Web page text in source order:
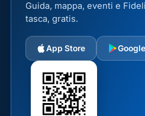
Guida, mappa, eventi e
tasca, gratis.
App Store